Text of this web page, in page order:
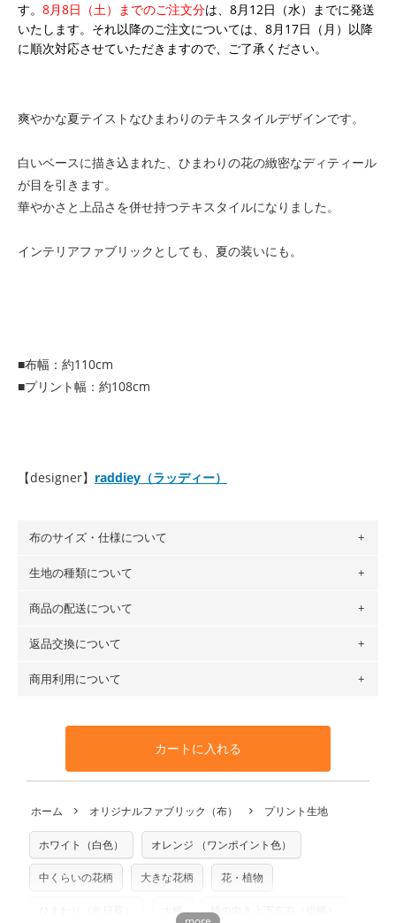
す。 8月8日（土）までのご注文分は、8月12日（水）までに発送
いたします。それ以降のご注文については、8月17日（月）以降
に順次対応させていただきますので、ご了承ください。
爽やかな夏テイストなひまわりのテキスタイルデザインです。
白いベースに描き込まれた、ひまわりの花の緻密なディティール
が目を引きます。
華やかさと上品さを併せ持つテキスタイルになりました。
インテリアファブリックとしても、夏の装いにも。
■布幅：約110cm
■プリント幅：約108cm
【designer】 raddiey（ラッディー）
布のサイズ・仕様について
布の長さは50cm単位での販売になります。
場合 → 購入数量「7」
※カットを希望の方は備考欄に「50cmずつカット希望」など
ご記載ください（50cm単位でのカットのみ）
プリント布の仕様についてもっと詳しく見る
生地の種類について
・現在、すべてのデザインのプリントに使用している生地は
ットン（ダブルガーゼ）・100％コットン（ローン）・コッ
トンリネン（ビエラ織）・100％コットン（ツイル）・
100％コットン（キャンバス・11号帆布）です。
生地見本サンプル（無料）を購入する
商品の配送について
・ネコポスでの配送は、布は2mまで型紙は2個までとなりま
も送料の表示が600円となり宅急便での配送となります。
となります。
※万が一、検品時に不備が見つかった場合は、4～5営業日後
※土日祝は営業日に含まれません。
※配送日のご指定は承れません。出来上がり次第、順次発送
返品交換について
・布はご注文後に注文数量のみをプリントするため、
購入後
や用尺をお間違えのないようお願いします。思っていた色味
と違う、などの理由での返品は承れません。予めご了承くだ
商用利用について
利用いただけます。「nunocoto fabric使用」といった記載
も不要です。（製品化した際に起こる全ての問題、クレーム
いませんのでご了承ください）
※有料型紙（ホームソーイング型紙シリーズ）および柄がえ
らべるキットに付属された型紙は商用利用できませんのでご
注意ください。型紙自体の転用・販売および型紙を使用して
商用利用についての詳細はこちら
カートに入れる
ホーム オリジナルファブリック（布） プリント生地
ホワイト（白色） オレンジ （ワンポイント色）
中くらいの花柄 大きな花柄 花・植物
大柄 柄の向き上下左右（総柄）